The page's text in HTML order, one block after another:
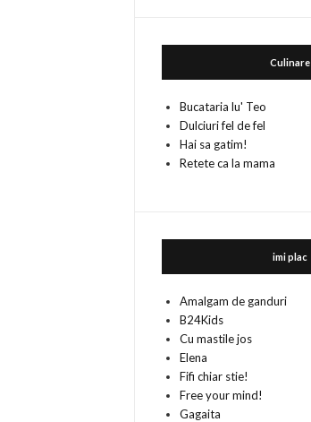
Culinare
Bucataria lu' Teo
Dulciuri fel de fel
Hai sa gatim!
Retete ca la mama
imi plac
Amalgam de ganduri
B24Kids
Cu mastile jos
Elena
Fifi chiar stie!
Free your mind!
Gagaita